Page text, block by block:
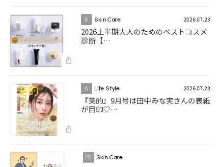
5 Skin Care 2026.07.23
2026上半期大人のためのベストコスメ
診断【…
6 Life Style 2026.07.23
『美的』9月号は田中みな実さんの表紙
が目印♡…
Skin Care